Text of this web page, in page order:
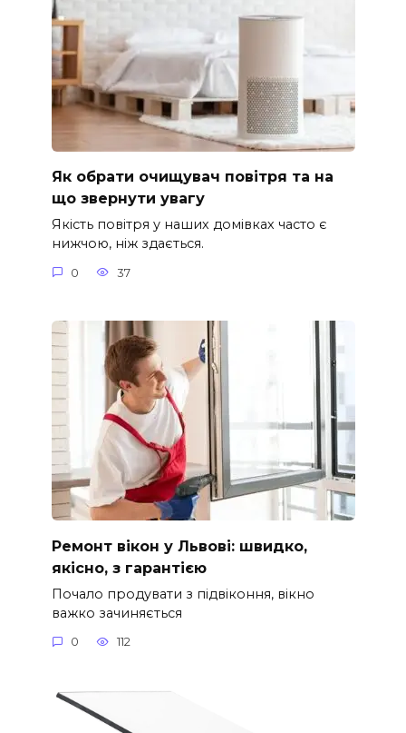
Як обрати очищувач повітря та на
що звернути увагу
Якість повітря у наших домівках часто є
нижчою, ніж здається.
0 37
Ремонт вікон у Львові: швидко,
якісно, з гарантією
Почало продувати з підвіконня, вікно
важко зачиняється
0 112